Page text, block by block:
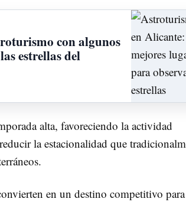
con algunos
estrellas del
alta, favoreciendo la actividad
la estacionalidad que
en un destino competitivo para